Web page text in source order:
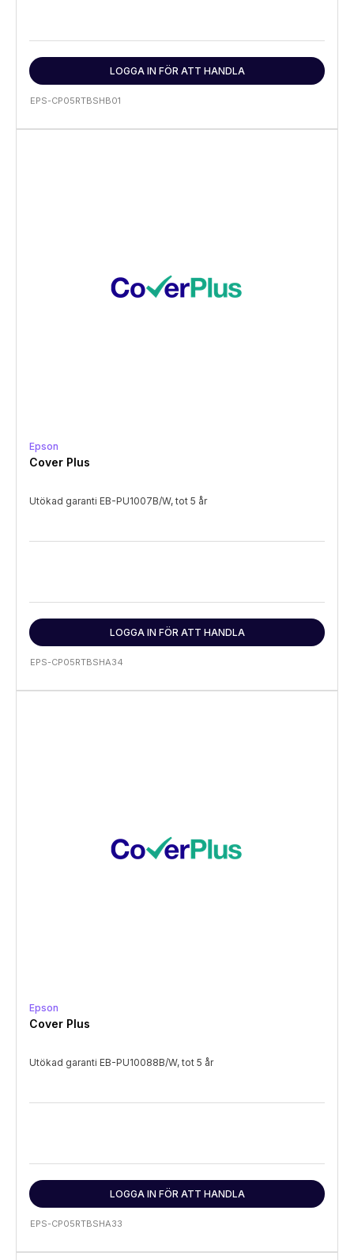
LOGGA IN FÖR ATT HANDLA
EPS-CP05RTBSHB01
Epson
Cover Plus
Utökad garanti EB-PU1007B/W, tot 5 år
LOGGA IN FÖR ATT HANDLA
EPS-CP05RTBSHA34
Epson
Cover Plus
Utökad garanti EB-PU10088B/W, tot 5 år
LOGGA IN FÖR ATT HANDLA
EPS-CP05RTBSHA33